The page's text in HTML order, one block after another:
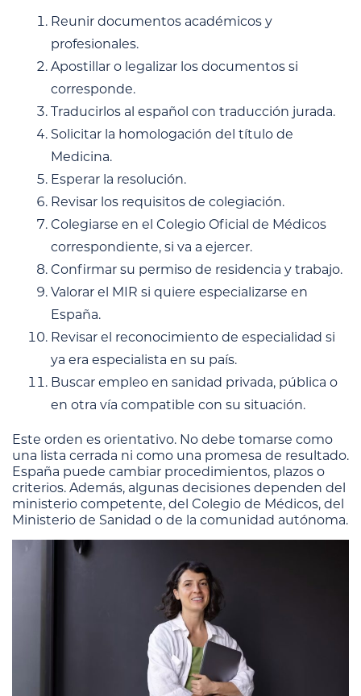
Reunir documentos académicos y
profesionales.
Apostillar o legalizar los documentos si
corresponde.
Traducirlos al español con traducción jurada.
Solicitar la homologación del título de
Medicina.
Esperar la resolución.
Revisar los requisitos de colegiación.
Colegiarse en el Colegio Oficial de Médicos
correspondiente, si va a ejercer.
Confirmar su permiso de residencia y trabajo.
Valorar el MIR si quiere especializarse en
España.
Revisar el reconocimiento de especialidad si
ya era especialista en su país.
Buscar empleo en sanidad privada, pública o
en otra vía compatible con su situación.
Este orden es orientativo. No debe tomarse como
una lista cerrada ni como una promesa de resultado.
España puede cambiar procedimientos, plazos o
criterios. Además, algunas decisiones dependen del
ministerio competente, del Colegio de Médicos, del
Ministerio de Sanidad o de la comunidad autónoma.